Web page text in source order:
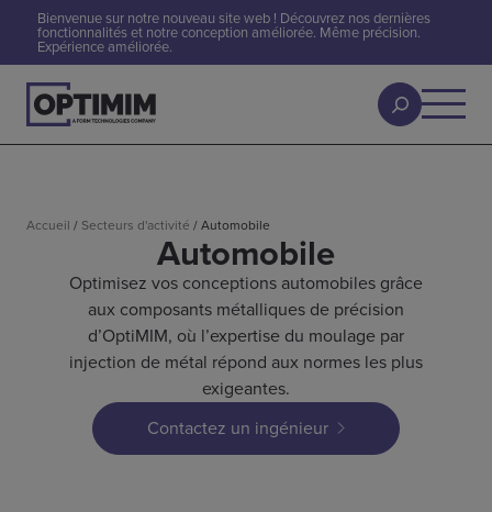
Bienvenue sur notre nouveau site web ! Découvrez nos dernières
fonctionnalités et notre conception améliorée. Même précision.
Expérience améliorée.
Accueil / Secteurs d'activité /Automobile
Automobile
Optimisez vos conceptions automobiles grâce
aux composants métalliques de précision
d’OptiMIM, où l’expertise du moulage par
injection de métal répond aux normes les plus
exigeantes.
Contactez un ingénieur